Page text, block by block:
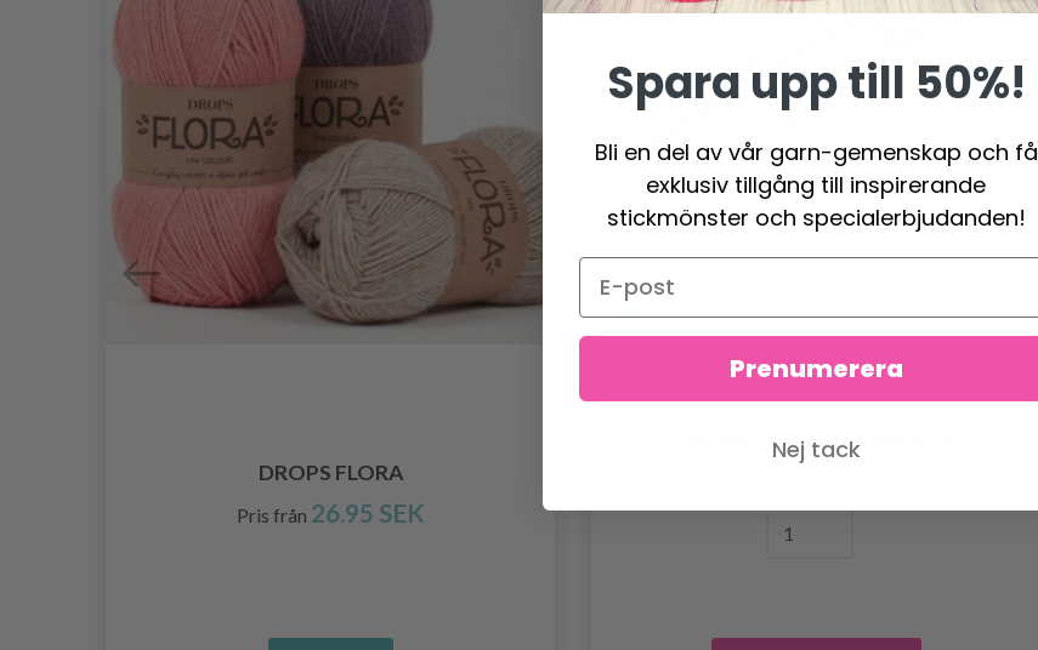
DROPS FLORA
Pris från 26.95 SEK
DROPS MASKHÅLLARE 3 ST.
Spara upp till 50%!
Bli en del av vår garn-gemenskap och få
exklusiv tillgång till inspirerande
stickmönster och specialerbjudanden!
Prenumerera
Nej tack